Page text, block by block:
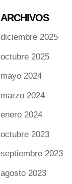
ARCHIVOS
diciembre 2025
octubre 2025
mayo 2024
marzo 2024
enero 2024
octubre 2023
septiembre 2023
agosto 2023